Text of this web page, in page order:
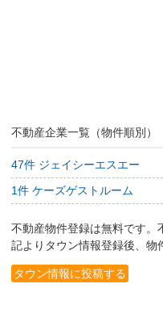
不動産企業一覧（物件順別）
47件 ジェイシーエスエー
1件 ケーズゲストルーム
不動産物件登録は無料です。
記よりタウン情報登録後、物
タウン情報に投稿する